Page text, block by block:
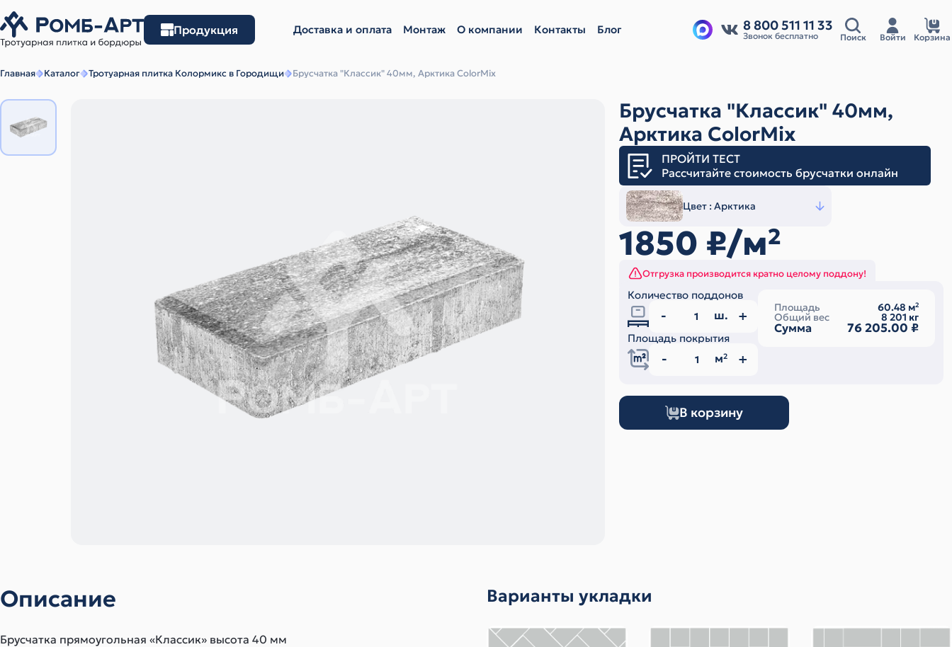
Продукция Доставка и оплата Монтаж О компании Контакты Блог 8 800 511 11 33
Звонок бесплатно Поиск Войти Корзина
Главная Каталог Тротуарная плитка Колормикс в Городищи Брусчатка "Классик" 40мм, Арктика ColorMix
Брусчатка "Классик" 40мм,
Арктика ColorMix
ПРОЙТИ ТЕСТ
Рассчитайте стоимость брусчатки онлайн
Цвет : Арктика
1850 ₽/м2
Отгрузка производится кратно целому поддону!
Количество поддонов
ш.
Площадь покрытия
м2
Площадь 60.48 м2
Общий вес 8 201 кг
Сумма 76 205.00 ₽
В корзину
Описание
Брусчатка прямоугольная «Классик» высота 40 мм
Варианты укладки